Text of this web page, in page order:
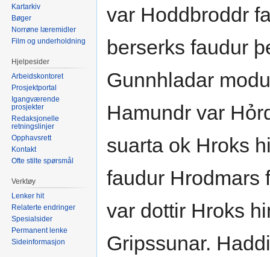
var Hoddbroddr
berserks faudur
Gunnhladar
Hamundr var
suarta ok Hroks
faudur Hrodmars
var dottir Hroks
Gripssunar.
Kartarkiv
Bøger
Norrøne læremidler
Film og underholdning
Hjelpesider
Arbeidskontoret
Prosjektportal
Igangværende
prosjekter
Redaksjonelle
retningslinjer
Opphavsrett
Kontakt
Ofte stilte spørsmål
Verktøy
Lenker hit
Relaterte endringer
Spesialsider
Permanent lenke
Sideinformasjon